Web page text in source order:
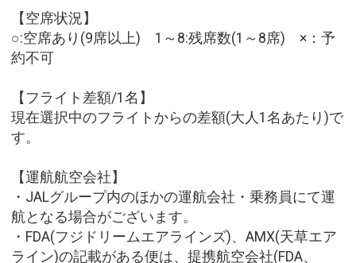
【空席状況】
○:空席あり(9席以上) 1～8:残席数(1～8席) ×：予
約不可
【フライト差額/1名】
現在選択中のフライトからの差額(大人1名あたり)で
す。
【運航航空会社】
・JALグループ内のほかの運航会社・乗務員にて運
航となる場合がございます。
・FDA(フジドリームエアラインズ)、AMX(天草エア
ライン)の記載がある便は、提携航空会社(FDA、